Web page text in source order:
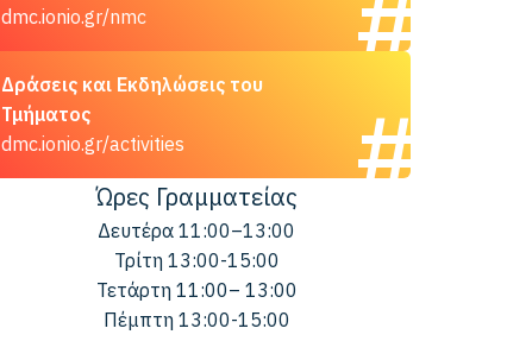
dmc.ionio.gr/nmc
Δράσεις και Εκδηλώσεις του
Τμήματος
dmc.ionio.gr/activities
Ώρες Γραμματείας
Δευτέρα 11:00–13:00
Τρίτη 13:00-15:00
Τετάρτη 11:00– 13:00
Πέμπτη 13:00-15:00